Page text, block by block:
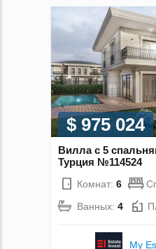
$ 975 024
Вилла с 5
Турция №114524
Комнат: 6
Ванных: 4
My